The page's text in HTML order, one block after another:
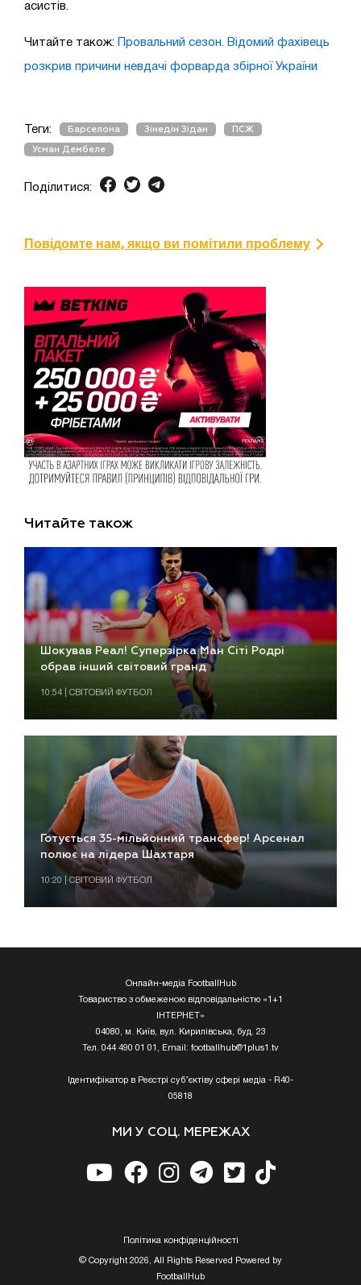
асистів.
Читайте також: Провальний сезон. Відомий фахівець
розкрив причини невдачі форварда збірної України
Теги: Барселона Зінедін Зідан ПСЖ
Усман Дембеле
Поділитися:
Повідомте нам, якщо ви помітили проблему
Читайте також
Шокував Реал! Суперзірка Ман Сіті Родрі
обрав інший світовий гранд
10:54 | СВІТОВИЙ ФУТБОЛ
Готується 35-мільйонний трансфер! Арсенал
полює на лідера Шахтаря
10:20 | СВІТОВИЙ ФУТБОЛ
Онлайн-медіа FootballHub
Товариство з обмеженою відповідальністю «1+1
ІНТЕРНЕТ»
04080, м. Київ, вул. Кирилівська, буд. 23
Тел. 044 490 01 01, Email: footballhub@1plus1.tv
Ідентифікатор в Реєстрі суб’єктіву сфері медіа - R40-
05818
МИ У СОЦ. МЕРЕЖАХ
Полiтика конфiденцiйностi
© Copyright 2026, All Rights Reserved Powered by
FootballHub